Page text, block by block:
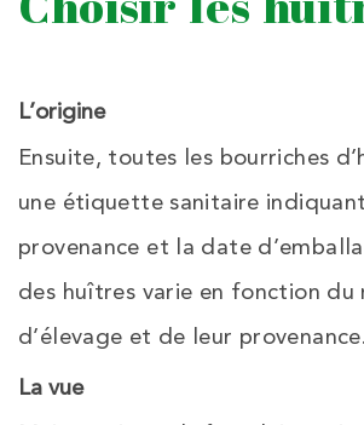
L’origine
Ensuite, toutes les bourriches
une étiquette sanitaire
provenance et la date
des huîtres varie en fonction du
d’élevage et de leur provenance.
La vue